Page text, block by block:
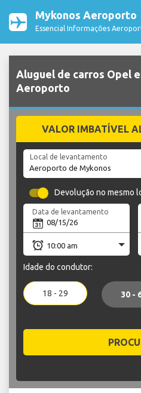
Mykonos Aeroporto
Essencial Informações
Aluguel de carros Opel
Aeroporto
VALOR IMBATÍVEL
Local de levantamento
Devolução no mesmo
Data de levantamento
Idade do condutor:
18 - 29 30 -